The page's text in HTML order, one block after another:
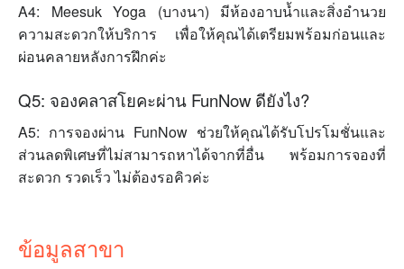
A4: Meesuk Yoga (บางนา) มีห้องอาบน้ำและสิ่งอำนวย
ความสะดวกให้บริการ เพื่อให้คุณได้เตรียมพร้อมก่อนและ
ผ่อนคลายหลังการฝึกค่ะ
Q5: จองคลาสโยคะผ่าน FunNow ดียังไง?
A5: การจองผ่าน FunNow ช่วยให้คุณได้รับโปรโมชั่นและ
ส่วนลดพิเศษที่ไม่สามารถหาได้จากที่อื่น พร้อมการจองที่
สะดวก รวดเร็ว ไม่ต้องรอคิวค่ะ
ข้อมูลสาขา